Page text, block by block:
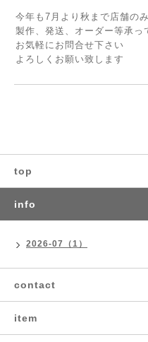
今年も7月より秋まで店舗の
製作、発送、オーダー等承っ
お気軽にお問合せ下さい
よろしくお願い致します
top
info
2026-07（1）
contact
item